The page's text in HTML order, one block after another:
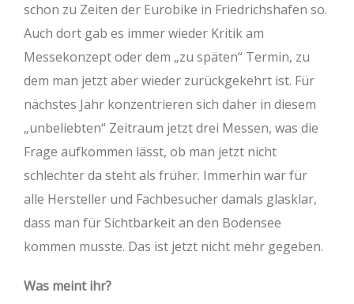
schon zu Zeiten der Eurobike in Friedrichshafen so.
Auch dort gab es immer wieder Kritik am
Messekonzept oder dem „zu späten“ Termin, zu
dem man jetzt aber wieder zurückgekehrt ist. Für
nächstes Jahr konzentrieren sich daher in diesem
„unbeliebten“ Zeitraum jetzt drei Messen, was die
Frage aufkommen lässt, ob man jetzt nicht
schlechter da steht als früher. Immerhin war für
alle Hersteller und Fachbesucher damals glasklar,
dass man für Sichtbarkeit an den Bodensee
kommen musste. Das ist jetzt nicht mehr gegeben.
Was meint ihr?